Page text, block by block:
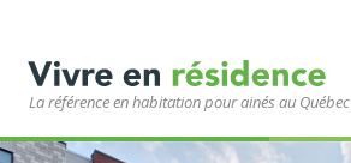
La référence en habitation pour ainés au Québec